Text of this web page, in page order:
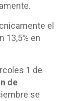
el
13,5% en
1 de
de
se